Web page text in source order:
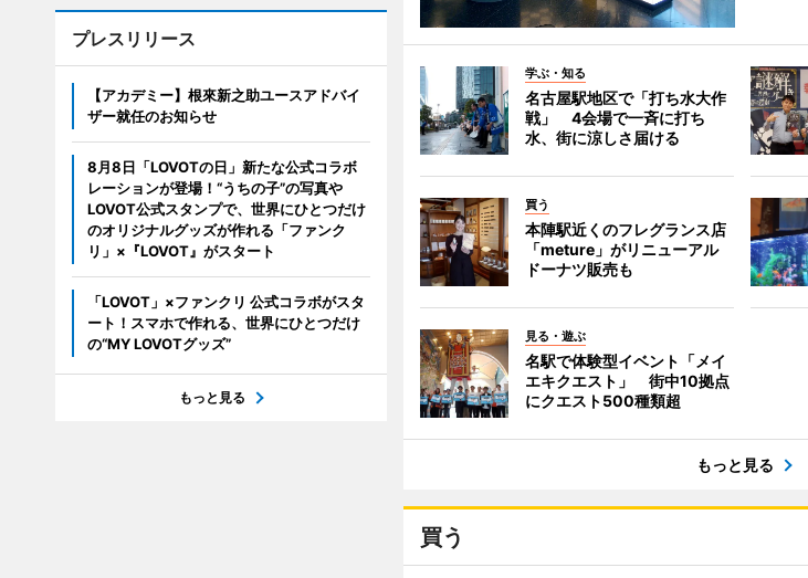
学ぶ・知る
名古屋駅地区で「打ち水大作
戦」 4会場で一斉に打ち
水、街に涼しさ届ける
買う
本陣駅近くのフレグランス店
「meture」がリニューアル
ドーナツ販売も
見る・遊ぶ
名駅で体験型イベント「メイ
エキクエスト」 街中10拠点
にクエスト500種類超
もっと見る
買う
プレスリリース
【アカデミー】根來新之助ユースアドバイ
ザー就任のお知らせ
8月8日「LOVOTの日」新たな公式コラボ
レーションが登場！“うちの子”の写真や
LOVOT公式スタンプで、世界にひとつだけ
のオリジナルグッズが作れる「ファンク
リ」×『LOVOT』がスタート
「LOVOT」×ファンクリ 公式コラボがスタ
ート！スマホで作れる、世界にひとつだけ
の“MY LOVOTグッズ”
もっと見る